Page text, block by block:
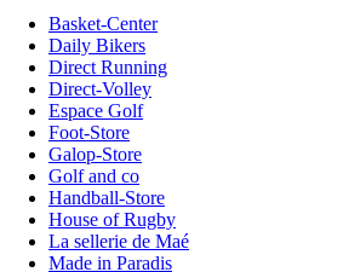
Basket-Center
Daily Bikers
Direct Running
Direct-Volley
Espace Golf
Foot-Store
Galop-Store
Golf and co
Handball-Store
House of Rugby
La sellerie de Maé
Made in Paradis